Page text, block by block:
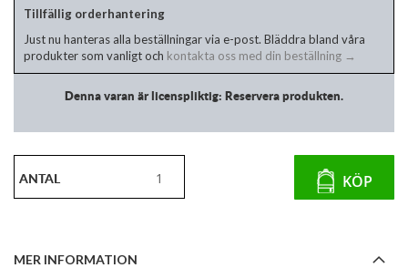
Tillfällig orderhantering
Just nu hanteras alla beställningar via e-post. Bläddra bland våra
produkter som vanligt och kontakta oss med din beställning →
Denna varan är licenspliktig: Reservera produkten.
ANTAL KÖP
MER INFORMATION